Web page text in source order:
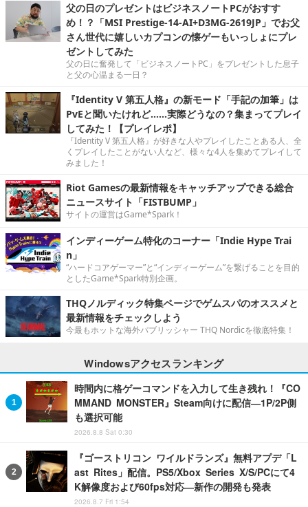
父の日のプレゼントはビジネスノートPCがおすす
め！？「MSI Prestige-14-AI+D3MG-2619JP」でお父
さん世代に嬉しいカプコンの懐ゲーもいっしょにプレ
ゼントしてみた
父の日に奮発して「ビジネスノートPC」をプレゼントした息子
と父の心温まる一日？
『Identity V 第五人格』の新モード「手記の加筆」は
PvEと聞いたけれど……実際どうなの？集まってプレイ
してみた！【プレイレポ】
『Identity V 第五人格』が好きな人やプレイしたことある人、全
くプレイしたことがない人など、様々な4人を集めてプレイして
みました！
Riot Gamesの最新情報をキャッチアップできる総合
ニュースサイト「FISTBUMP」
サイトの運営はGame*Spark！
インディーゲーム特化のコーナー「Indie Hype Trai
n」
“ハードコアゲーマー”と“インディーゲーム”を繋げることを目的
としたGame*Spark特別企画。
THQノルディック特集ページでゲムスパのオススメと
最新情報をチェックしよう
今最もホットな海外パブリッシャー THQ Nordicを徹底特集！
Windowsアクセスランキング
時間内に格ゲーコマンドを入力して生き残れ！『CO
MMAND MONSTER』Steam向けに配信―1P/2P側
も選択可能
2026.8.8 Sat 0:30
『ゴーストリコン ワイルドランズ』無料アプデ「L
ast Rites」配信。PS5/Xbox Series X/S/PCにて4
K解像度および60fps対応―新作の開発も発表
2026.8.7 Fri 1:54